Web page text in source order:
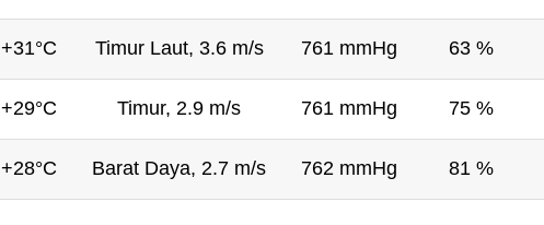
+31°C Timur Laut, 3.6 m/s 761 mmHg 63 %
+29°C Timur, 2.9 m/s 761 mmHg 75 %
+28°C Barat Daya, 2.7 m/s 762 mmHg 81 %